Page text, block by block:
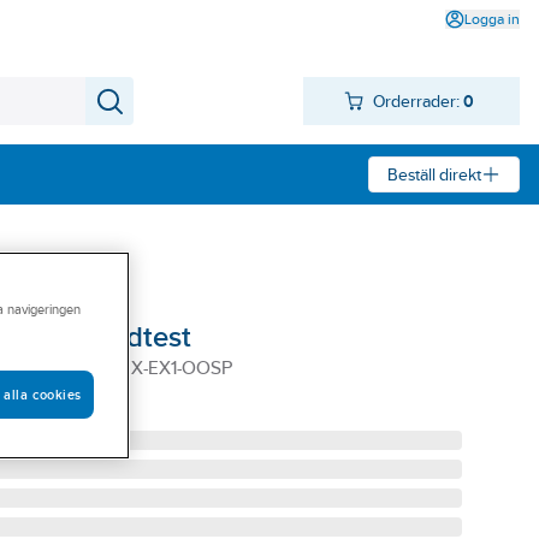
Logga in
Orderrader: 0
Beställ direkt
SPEEDTEST EX-EX1-OOSP
navigeringen
alla cookies